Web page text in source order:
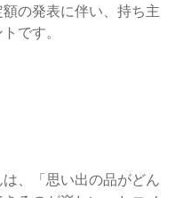
の発表に伴い、持ち主
です。
、「思い出の品がどん